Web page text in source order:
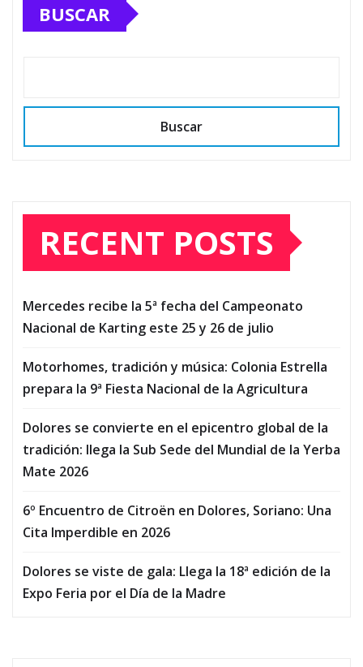
BUSCAR
Buscar
RECENT POSTS
Mercedes recibe la 5ª fecha del Campeonato
Nacional de Karting este 25 y 26 de julio
Motorhomes, tradición y música: Colonia Estrella
prepara la 9ª Fiesta Nacional de la Agricultura
Dolores se convierte en el epicentro global de la
tradición: llega la Sub Sede del Mundial de la Yerba
Mate 2026
6º Encuentro de Citroën en Dolores, Soriano: Una
Cita Imperdible en 2026
Dolores se viste de gala: Llega la 18ª edición de la
Expo Feria por el Día de la Madre